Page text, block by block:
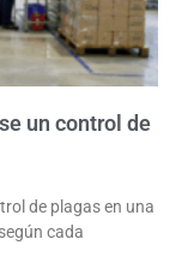
un control de
de plagas en una
cada